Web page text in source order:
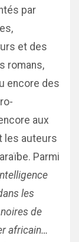
par
et des
romans,
encore des
aux
les auteurs
Parmi
les
de
africain…